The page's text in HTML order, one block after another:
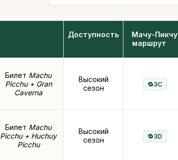
Доступность
Мачу-Пикчу
маршрут
Билет Machu
Picchu + Gran
Caverna
Высокий
сезон
3C
Билет Machu
Picchu + Huchuy
Picchu
Высокий
сезон
3D